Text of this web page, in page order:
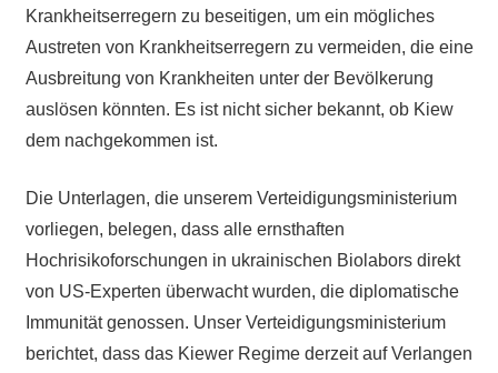
Krankheitserregern zu beseitigen, um ein mögliches
Austreten von Krankheitserregern zu vermeiden, die eine
Ausbreitung von Krankheiten unter der Bevölkerung
auslösen könnten. Es ist nicht sicher bekannt, ob Kiew
dem nachgekommen ist.
Die Unterlagen, die unserem Verteidigungsministerium
vorliegen, belegen, dass alle ernsthaften
Hochrisikoforschungen in ukrainischen Biolabors direkt
von US-Experten überwacht wurden, die diplomatische
Immunität genossen. Unser Verteidigungsministerium
berichtet, dass das Kiewer Regime derzeit auf Verlangen